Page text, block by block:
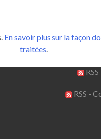
En savoir plus sur la façon
traitées.
RSS -